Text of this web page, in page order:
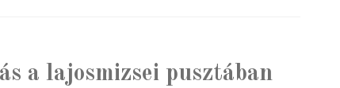
a lajosmizsei pusztában